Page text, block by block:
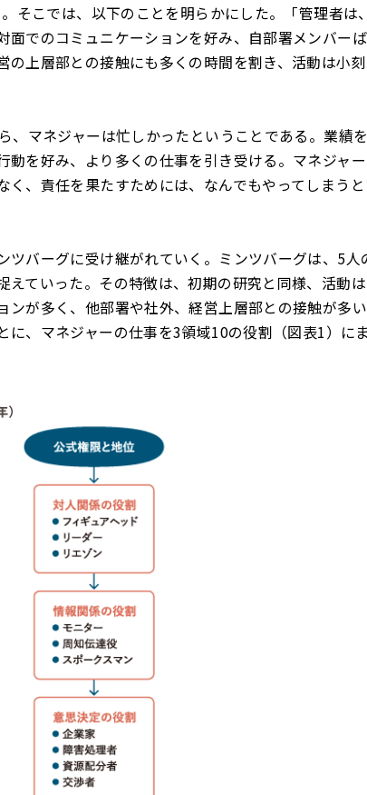
そこでは、以下のことを明らかにした。「管理者は
面でのコミュニケーションを好み、自部署メンバー
の上層部との接触にも多くの時間を割き、活動は小
、マネジャーは忙しかったということである。業績
動を好み、より多くの仕事を引き受ける。マネジャ
く、責任を果たすためには、なんでもやってしまう
ツバーグに受け継がれていく。ミンツバーグは、5人
えていった。その特徴は、初期の研究と同様、活動
ンが多く、他部署や社外、経営上層部との接触が多
に、マネジャーの仕事を3領域10の役割（図表1）に